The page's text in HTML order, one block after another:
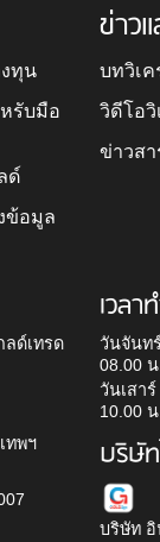
ทุน
รับมือ
ด์
ข้อมูล
ข่าว
บทวิเ
วิดีโอวิ
ข่าวส
ด์เทรด
ทพฯ
เวลา
วันจันท
08.00
วันเสาร์
10.00
บริษั
บริษัท อิ